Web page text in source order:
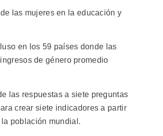
las mujeres en la educación y
en los 59 países donde las
de género promedio
las respuestas a siete preguntas
crear siete indicadores a partir
población mundial.